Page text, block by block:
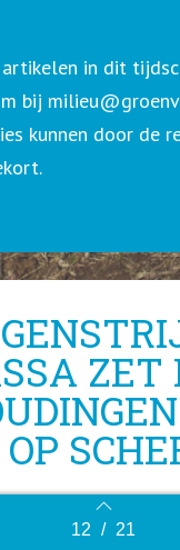
12 / 21
artikelen in dit
bij
kunnen door de
ZET